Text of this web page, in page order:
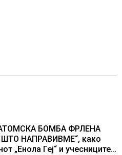
БОМБА ФРЛЕНА
НАПРАВИВМЕ“, како
„Енола Геј“ и учесниците